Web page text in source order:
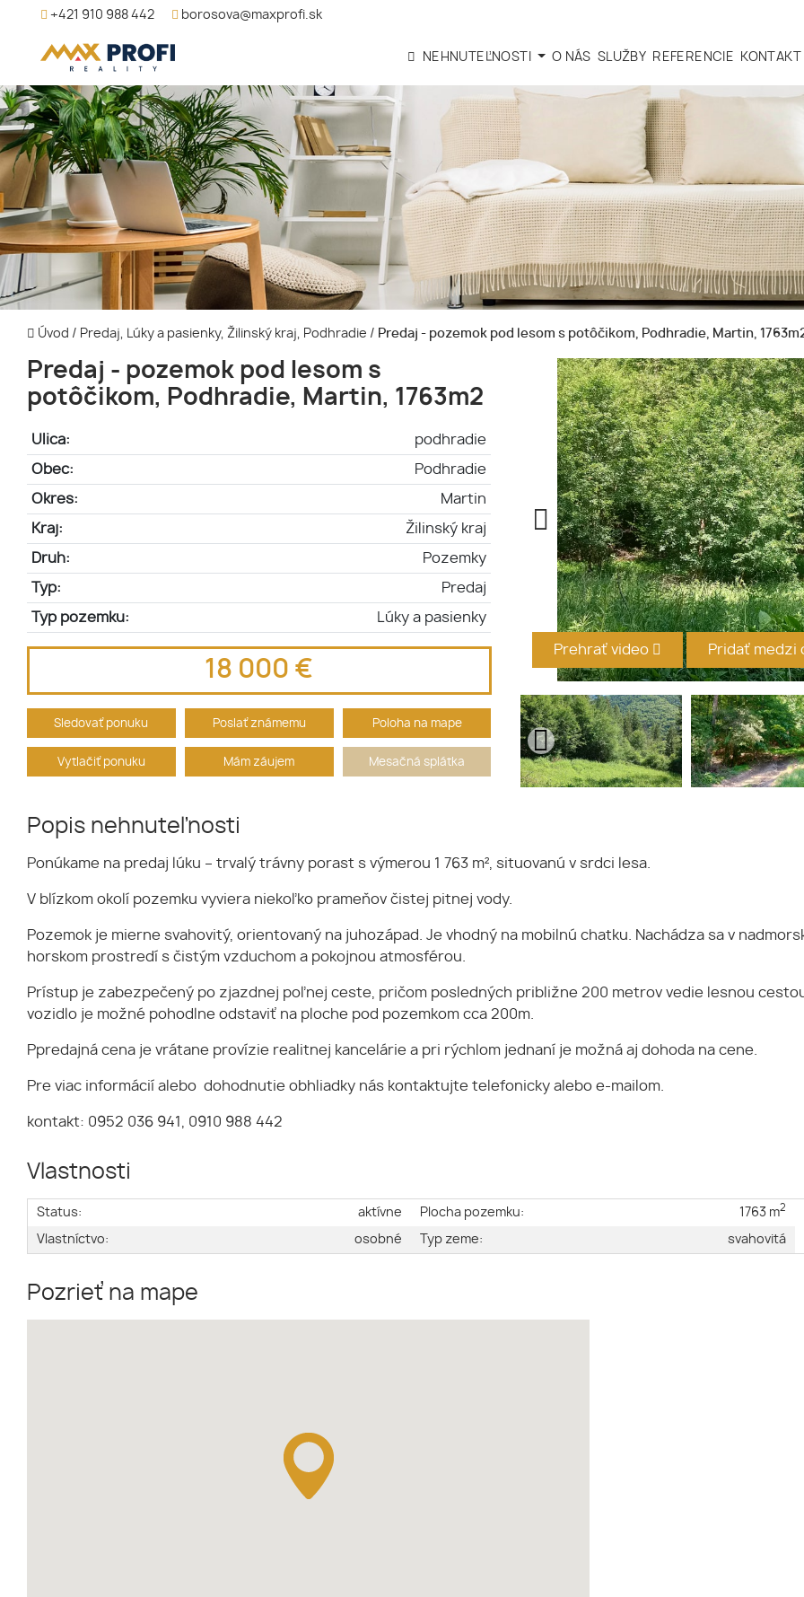
+421 910 988 442 borosova@maxprofi.sk
NEHNUTEĽNOSTI O NÁS SLUŽBY REFERENCIE KONTAKT
Úvod / Predaj, Lúky a pasienky, Žilinský kraj, Podhradie / Predaj - pozemok pod lesom s potôčikom, Podhradie, Martin,
Predaj - pozemok pod lesom s
potôčikom, Podhradie, Martin, 1763m2
Ulica: podhradie
Obec: Podhradie
Okres: Martin
Kraj: Žilinský kraj
Druh: Pozemky
Typ: Predaj
Typ pozemku: Lúky a pasienky
18 000 €
Sledovať ponuku Poslať známemu Poloha na mape
Vytlačiť ponuku Mám záujem Mesačná splátka
Prehrať video Pridať
Popis nehnuteľnosti
Ponúkame na predaj lúku – trvalý trávny porast s výmerou 1 763 m², situovanú v srdci lesa.
V blízkom okolí pozemku vyviera niekoľko prameňov čistej pitnej vody.
Pozemok je mierne svahovitý, orientovaný na juhozápad. Je vhodný na mobilnú chatku. Nachádza sa v
horskom prostredí s čistým vzduchom a pokojnou atmosférou.
Prístup je zabezpečený po zjazdnej poľnej ceste, pričom posledných približne 200 metrov vedie lesnou
vozidlo je možné pohodlne odstaviť na ploche pod pozemkom cca 200m.
Ppredajná cena je vrátane provízie realitnej kancelárie a pri rýchlom jednaní je možná aj dohoda na cene.
Pre viac informácií alebo dohodnutie obhliadky nás kontaktujte telefonicky alebo e-mailom.
kontakt: 0952 036 941, 0910 988 442
Vlastnosti
Status:
aktívne
Vlastníctvo:
osobné
Plocha pozemku: 1763 m2
Typ zeme: svahovitá
Pozrieť na mape